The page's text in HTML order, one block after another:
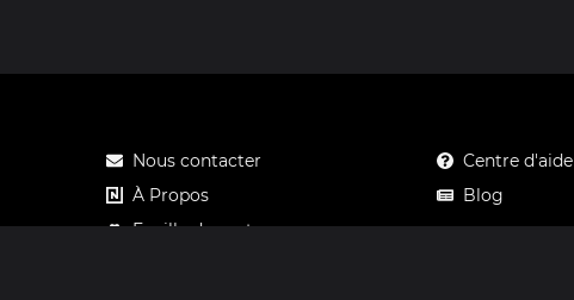
Nous contacter
À Propos
Feuille de route
Centre d'aide
Blog